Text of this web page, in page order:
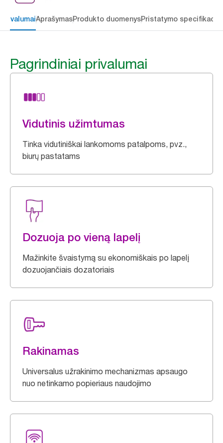
AprašymasProdukto duomenysPristatymo
Pagrindiniai privalumai
Vidutinis užimtumas
Tinka vidutiniškai lankomoms patalpoms, pvz.,
biurų pastatams
Dozuoja po vieną lapelį
Mažinkite švaistymą su ekonomiškais po lapelį
dozuojančiais dozatoriais
Rakinamas
Universalus užrakinimo mechanizmas apsaugo
nuo netinkamo popieriaus naudojimo